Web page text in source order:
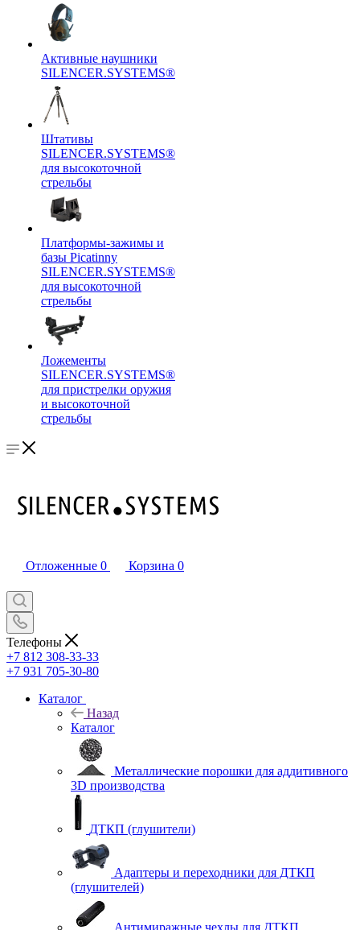
Активные наушники
SILENCER.SYSTEMS®
Штативы
SILENCER.SYSTEMS®
для высокоточной
стрельбы
Платформы-зажимы и
базы Picatinny
SILENCER.SYSTEMS®
для высокоточной
стрельбы
Ложементы
SILENCER.SYSTEMS®
для пристрелки оружия
и высокоточной
стрельбы
Отложенные 0 Корзина 0
Телефоны
+7 812 308-33-33
+7 931 705-30-80
Каталог
Назад
Каталог
Металлические порошки для аддитивного
3D производства
ДТКП (глушители)
Адаптеры и переходники для ДТКП
(глушителей)
Антимиражные чехлы для ДТКП